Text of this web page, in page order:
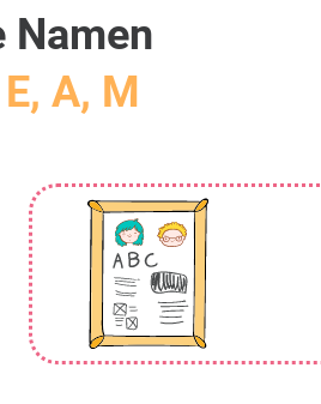
Namen
A, M